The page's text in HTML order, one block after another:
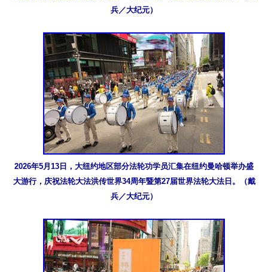
兵／大纪元）
2026年5月13日，大纽约地区部分法轮功学员汇集在纽约曼哈顿举办盛
大游行，庆祝法轮大法洪传世界34周年暨第27届世界法轮大法日。（戴
兵／大纪元）